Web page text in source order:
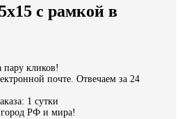
миру
с рамкой в
пару кликов!
почте. Отвечаем за 24
1 сутки
РФ и мира!